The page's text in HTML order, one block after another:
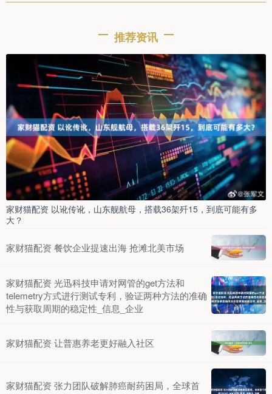
推荐资讯
家财猫配资 以讹传讹，山东舰航母，搭载36架歼15，到底可能有多
大？
家财猫配资 餐饮企业提速出海 抢滩北美市场
家财猫配资 光迅科技申请对网管的get方法和
telemetry方式进行测试专利，验证两种方法的准确
性与获取周期的稳定性_信息_企业
家财猫配资 让普惠养老更好融入社区
家财猫配资 张力团队破解肺癌耐药困局，全球首